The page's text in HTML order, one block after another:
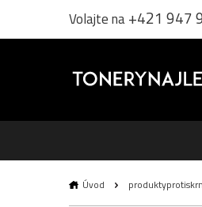
Volajte na+421 947
Úvod